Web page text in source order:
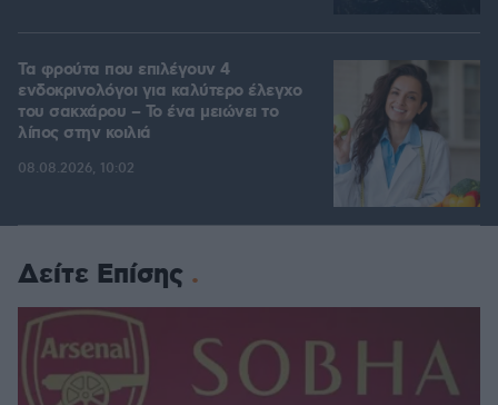
Τα φρούτα που επιλέγουν 4
ενδοκρινολόγοι για καλύτερο έλεγχο
του σακχάρου – Το ένα μειώνει το
λίπος στην κοιλιά
08.08.2026, 10:02
Δείτε Επίσης